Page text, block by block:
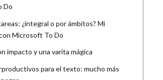
Do
¿integral o por ámbitos? Mi
Microsoft To Do
impacto y una varita mágica
para el texto: mucho más